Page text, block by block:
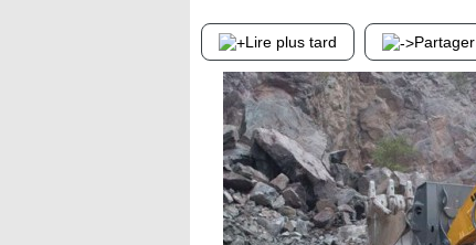
Lire plus tard Partager